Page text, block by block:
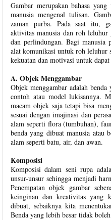
Gambar merupakan bahasa
manusia mengenal tulisan.
zaman purba. Pada saat itu,
aktivitas manusia dan roh leluhur
dan perlindungan. Bagi manusia
alat komunikasi untuk roh leluhur
kekuatan dan motivasi untuk
A. Objek Menggambar
Objek menggambar adalah
contoh atau model lukisannya.
macam objek saja tetapi bisa
sesuai dengan imajinasi dan
alam seperti flora (tumbuhan),
benda yang dibuat manusia atau
alam seperti batu, air, dan awan.
Komposisi
Komposisi dalam seni rupa
unsur-unsur sehingga menjadi
Penempatan objek gambar
keinginan dan kreativitas yang
dibuat, sebaiknya kita
Benda yang lebih besar tidak